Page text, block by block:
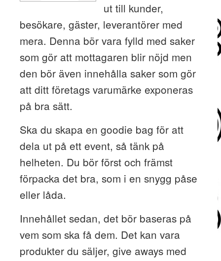
ut till kunder,
besökare, gäster, leverantörer med
mera. Denna bör vara fylld med saker
som gör att mottagaren blir nöjd men
den bör även innehålla saker som gör
att ditt företags varumärke exponeras
på bra sätt.
Ska du skapa en goodie bag för att
dela ut på ett event, så tänk på
helheten. Du bör först och främst
förpacka det bra, som i en snygg påse
eller låda.
Innehållet sedan, det bör baseras på
vem som ska få dem. Det kan vara
produkter du säljer, give aways med